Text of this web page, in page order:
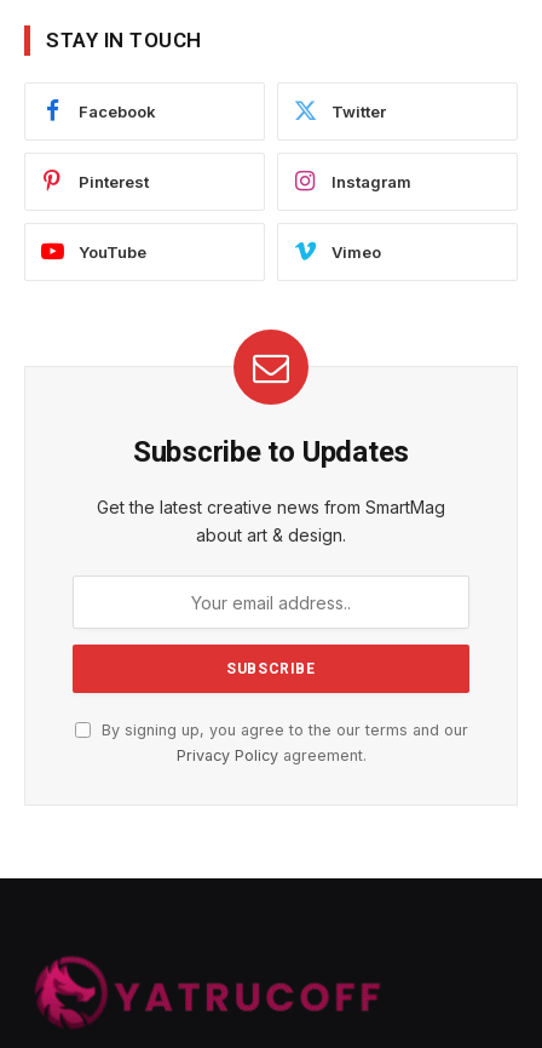
STAY IN TOUCH
Facebook Twitter
Pinterest Instagram
YouTube Vimeo
Subscribe to Updates
Get the latest creative news from SmartMag
about art & design.
By signing up, you agree to the our terms and our
Privacy Policyagreement.